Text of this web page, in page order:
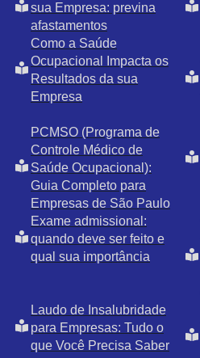
sua Empresa: previna
afastamentos
Como a Saúde
Ocupacional Impacta os
Resultados da sua
Empresa
PCMSO (Programa de
Controle Médico de
Saúde Ocupacional):
Guia Completo para
Empresas de São Paulo
Exame admissional:
quando deve ser feito e
qual sua importância
Laudo de Insalubridade
para Empresas: Tudo o
que Você Precisa Saber